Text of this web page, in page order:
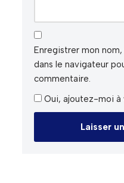
Enregistrer mon
dans le navigateur
commentaire.
Oui, ajoutez-moi à